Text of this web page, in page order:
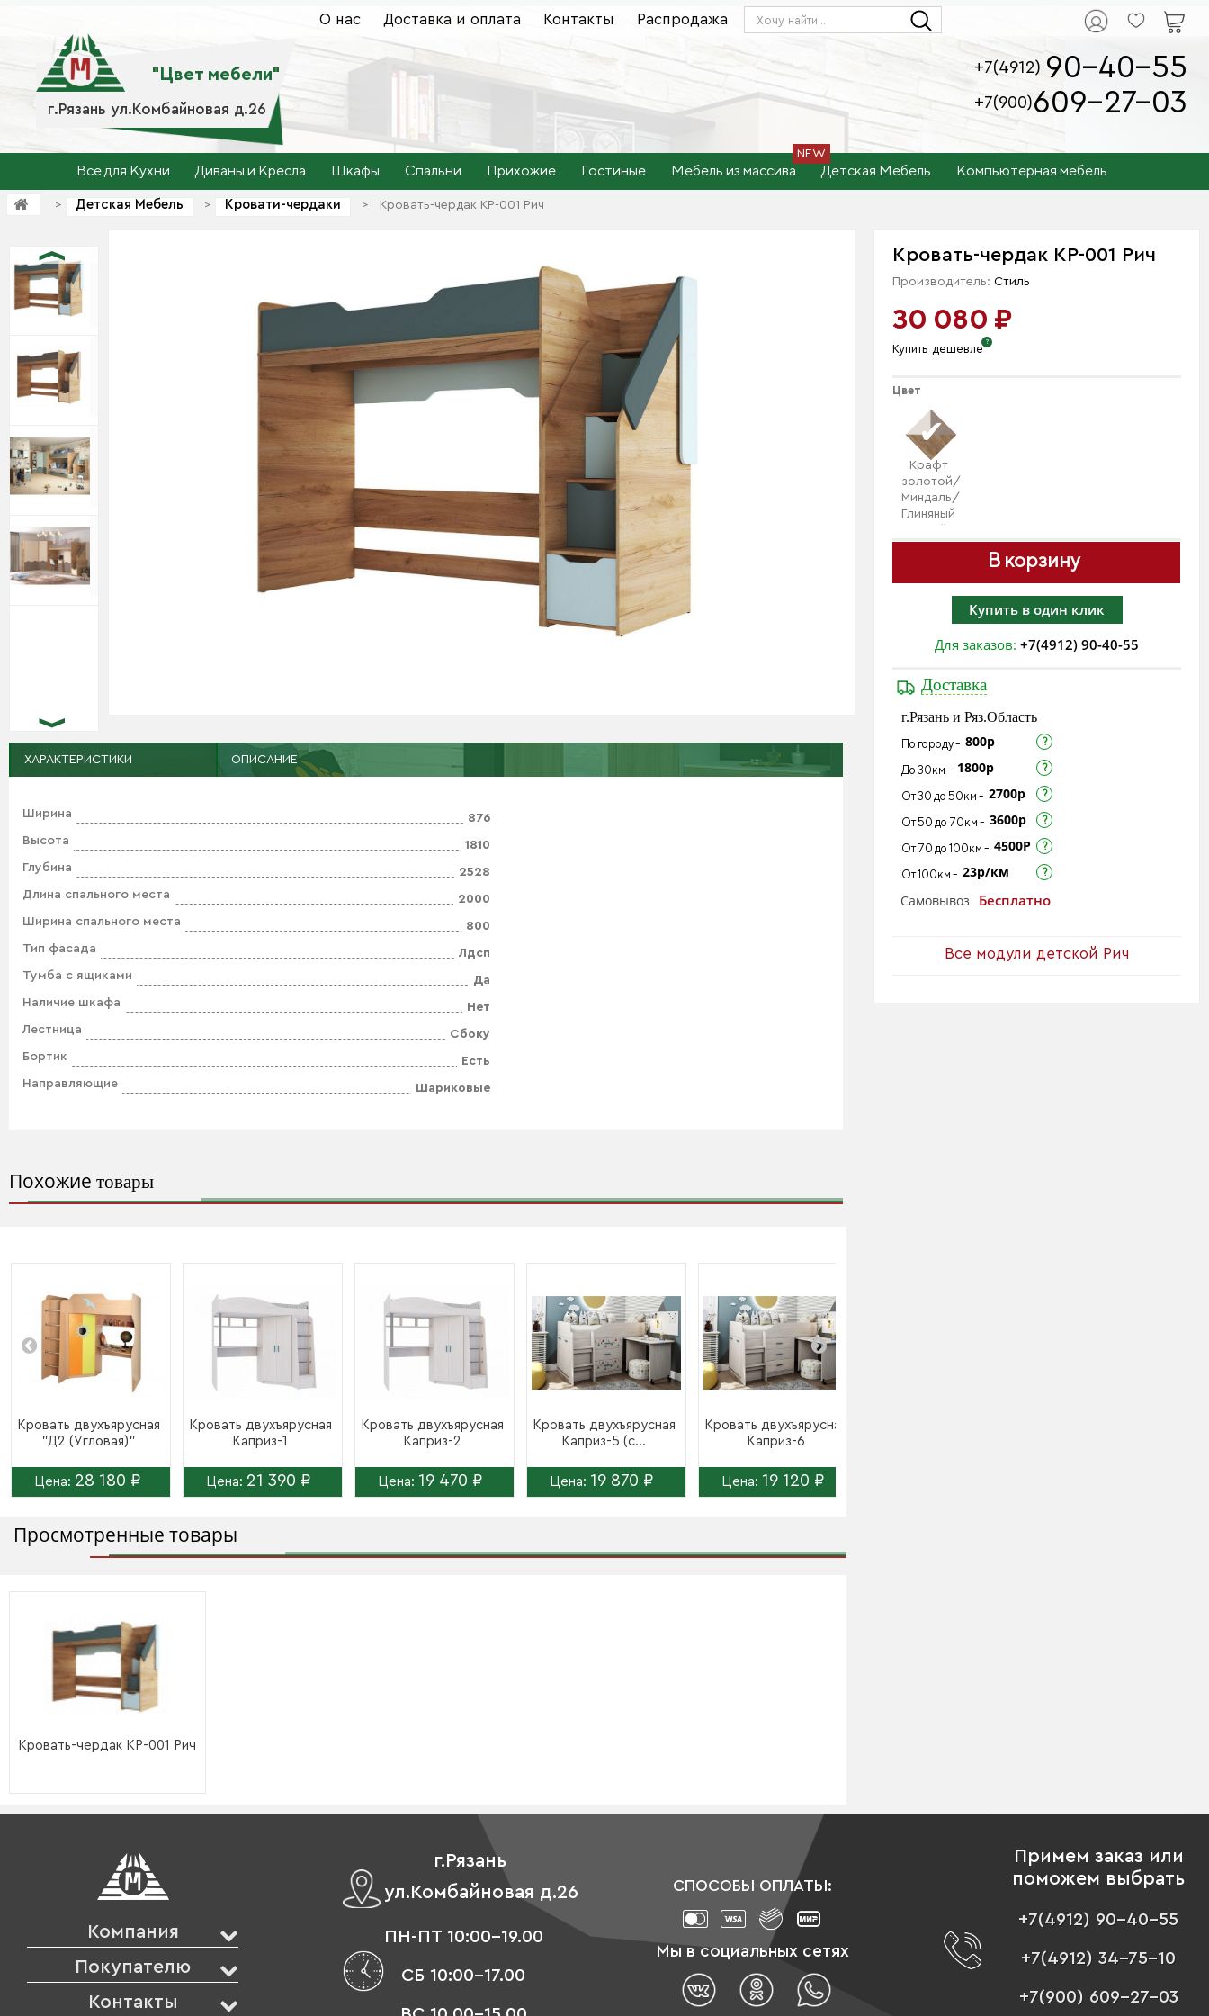
г.Рязань ул.Комбайновая д.26
"Цвет мебели"
О нас Доставка и оплата Контакты Распродажа
+7(4912) 90-40-55
+7(900)609-27-03
Все для Кухни Диваны и Кресла Шкафы Спальни Прихожие Гостиные Мебель из массива Детская Мебель Компьютерная мебель
> Детская Мебель > Кровати-чердаки > Кровать-чердак КР-001 Рич
Кровать-чердак КР-001 Рич
Производитель:Стиль
30 080 ₽
Купить дешевле
В корзину
Купить в один клик
Цвет
Крафт
золотой/
Миндаль/
Глиняный
Для заказов:+7(4912) 90-40-55
Доставка
г.Рязань и Ряз.Область
По городу - 800р
До 30км - 1800р
От 30 до 50км - 2700р
От 50 до 70км - 3600р
От 70 до 100км - 4500Р
От 100км - 23р/км
Самовывоз
Бесплатно
Все модули детской Рич
ХАРАКТЕРИСТИКИ ОПИСАНИЕ
Ширина
876
Высота
1810
Глубина
2528
Длина спального места
2000
Ширина спального места
800
Тип фасада
Лдсп
Тумба с ящиками
Да
Наличие шкафа
Нет
Лестница
Сбоку
Бортик
Есть
Направляющие
Шариковые
Похожие товары
Кровать двухъярусная
"Д2 (Угловая)"
Цена: 28 180 ₽
Кровать двухъярусная
Каприз-1
Цена: 21 390 ₽
Кровать двухъярусная
Каприз-2
Цена: 19 470 ₽
Кровать двухъярусная
Каприз-5 (с...
Цена: 19 870 ₽
Кровать двухъярусная
Каприз-6
Цена: 19 120 ₽
Просмотренные товары
Кровать-чердак КР-001 Рич
Компания
Покупателю
Контакты
г.Рязань
ул.Комбайновая д.26
ПН-ПТ 10:00-19.00
СБ 10:00-17.00
СПОСОБЫ ОПЛАТЫ:
Мы в социальных сетях
Примем заказ или
поможем выбрать
+7(4912) 90-40-55
+7(4912) 34-75-10
+7(900) 609-27-03